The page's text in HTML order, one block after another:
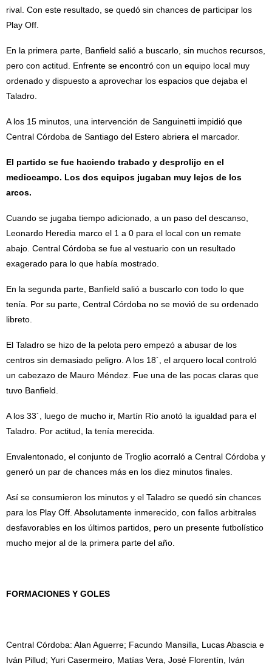
rival. Con este resultado, se quedó sin chances de participar los
Play Off.
En la primera parte, Banfield salió a buscarlo, sin muchos recursos,
pero con actitud. Enfrente se encontró con un equipo local muy
ordenado y dispuesto a aprovechar los espacios que dejaba el
Taladro.
A los 15 minutos, una intervención de Sanguinetti impidió que
Central Córdoba de Santiago del Estero abriera el marcador.
El partido se fue haciendo trabado y desprolijo en el
mediocampo. Los dos equipos jugaban muy lejos de los
arcos.
Cuando se jugaba tiempo adicionado, a un paso del descanso,
Leonardo Heredia marco el 1 a 0 para el local con un remate
abajo. Central Córdoba se fue al vestuario con un resultado
exagerado para lo que había mostrado.
En la segunda parte, Banfield salió a buscarlo con todo lo que
tenía. Por su parte, Central Córdoba no se movió de su ordenado
libreto.
El Taladro se hizo de la pelota pero empezó a abusar de los
centros sin demasiado peligro. A los 18´, el arquero local controló
un cabezazo de Mauro Méndez. Fue una de las pocas claras que
tuvo Banfield.
A los 33´, luego de mucho ir, Martín Río anotó la igualdad para el
Taladro. Por actitud, la tenía merecida.
Envalentonado, el conjunto de Troglio acorraló a Central Córdoba y
generó un par de chances más en los diez minutos finales.
Así se consumieron los minutos y el Taladro se quedó sin chances
para los Play Off. Absolutamente inmerecido, con fallos arbitrales
desfavorables en los últimos partidos, pero un presente futbolístico
mucho mejor al de la primera parte del año.
FORMACIONES Y GOLES
Central Córdoba: Alan Aguerre; Facundo Mansilla, Lucas Abascia e
Iván Pillud; Yuri Casermeiro, Matías Vera, José Florentín, Iván